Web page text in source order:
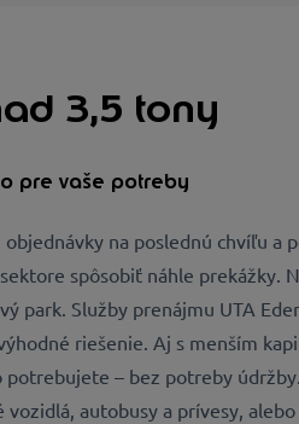
3,5 tony
pre vaše potreby
objednávky na poslednú chvíľu a
spôsobiť náhle prekážky.
park. Služby prenájmu UTA
riešenie. Aj s menším
– bez potreby
autobusy a prívesy,